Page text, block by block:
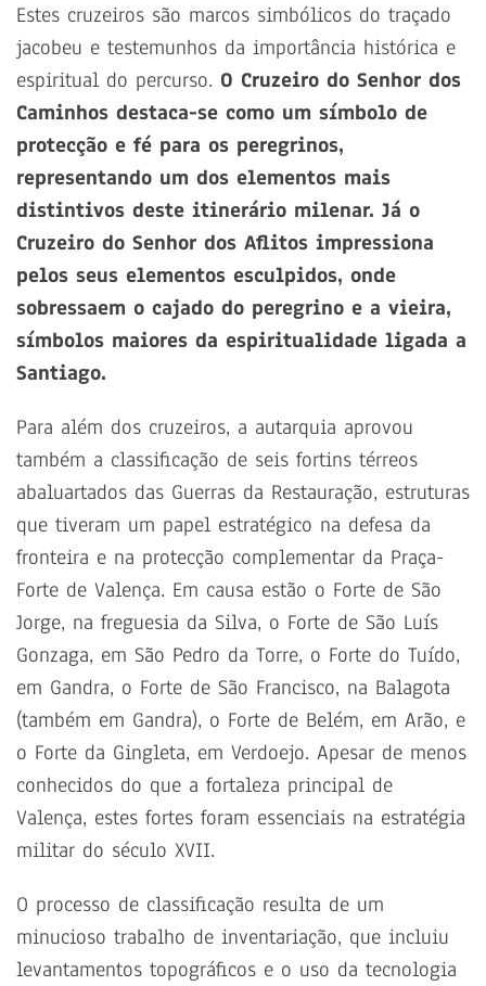
Estes cruzeiros são marcos simbólicos do traçado
jacobeu e testemunhos da importância histórica e
espiritual do percurso. O Cruzeiro do Senhor dos
Caminhos destaca-se como um símbolo de
protecção e fé para os peregrinos,
representando um dos elementos mais
distintivos deste itinerário milenar. Já o
Cruzeiro do Senhor dos Aflitos impressiona
pelos seus elementos esculpidos, onde
sobressaem o cajado do peregrino e a vieira,
símbolos maiores da espiritualidade ligada a
Santiago.
Para além dos cruzeiros, a autarquia aprovou
também a classificação de seis fortins térreos
abaluartados das Guerras da Restauração, estruturas
que tiveram um papel estratégico na defesa da
fronteira e na protecção complementar da Praça-
Forte de Valença. Em causa estão o Forte de São
Jorge, na freguesia da Silva, o Forte de São Luís
Gonzaga, em São Pedro da Torre, o Forte do Tuído,
em Gandra, o Forte de São Francisco, na Balagota
(também em Gandra), o Forte de Belém, em Arão, e
o Forte da Gingleta, em Verdoejo. Apesar de menos
conhecidos do que a fortaleza principal de
Valença, estes fortes foram essenciais na estratégia
militar do século XVII.
O processo de classificação resulta de um
minucioso trabalho de inventariação, que incluiu
levantamentos topográficos e o uso da tecnologia